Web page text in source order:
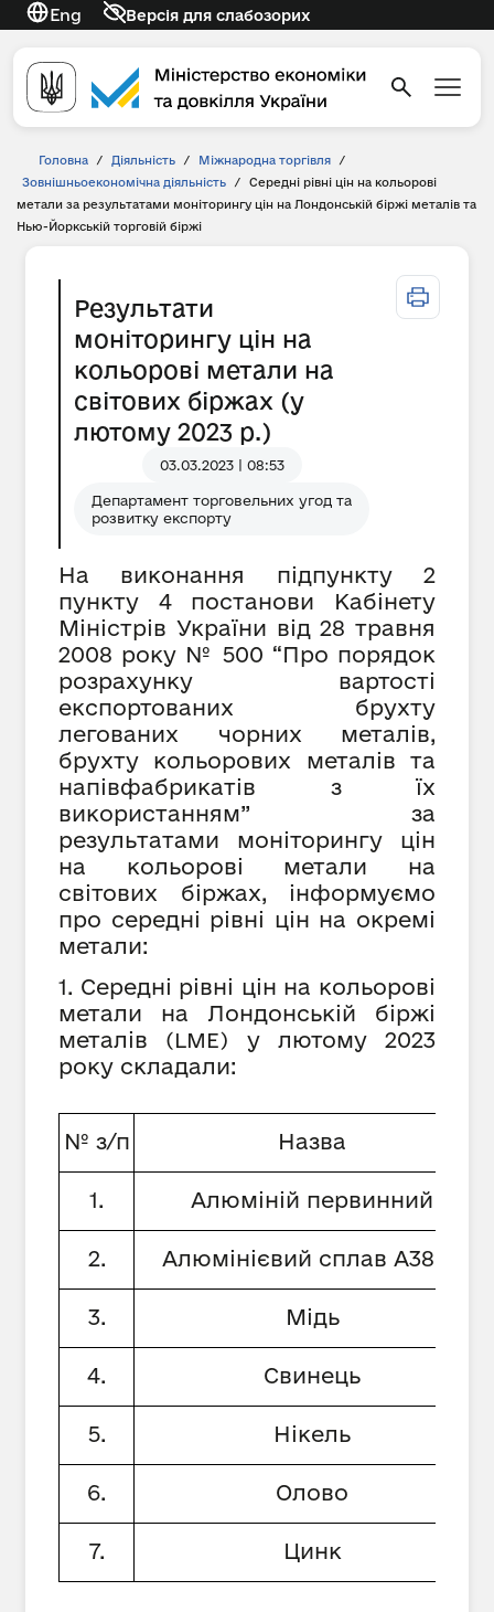
Eng Версія для слабозорих
Головна / Діяльність / Міжнародна торгівля
/
Зовнішньоекономічна діяльність
/
Середні рівні цін на кольорові
метали за результатами моніторингу цін на Лондонській біржі металів та
Нью-Йоркській торговій біржі
Результати
моніторингу цін на
кольорові метали на
світових біржах (у
лютому 2023 р.)
03.03.2023 | 08:53
Департамент торговельних угод та
розвитку експорту
На виконання підпункту 2
пункту 4 постанови Кабінету
Міністрів України від 28 травня
2008 року № 500 “Про порядок
розрахунку вартості
експортованих брухту
легованих чорних металів,
брухту кольорових металів та
напівфабрикатів з їх
використанням” за
результатами моніторингу цін
на кольорові метали на
світових біржах, інформуємо
про середні рівні цін на окремі
метали:
1. Середні рівні цін на кольорові
метали на Лондонській біржі
металів
(LME)
у лютому 2023
року складали:
№ з/п Назва
1. Алюміній первинний
2. Алюмінієвий сплав А380.1
3. Мідь
4. Свинець
5. Нікель
6. Олово
7. Цинк